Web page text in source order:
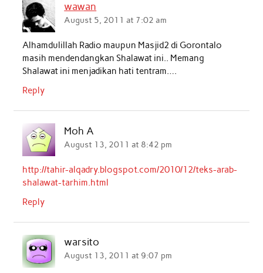
wawan
August 5, 2011 at 7:02 am
Alhamdulillah Radio maupun Masjid2 di Gorontalo
masih mendendangkan Shalawat ini.. Memang
Shalawat ini menjadikan hati tentram….
Reply
Moh A
August 13, 2011 at 8:42 pm
http://tahir-alqadry.blogspot.com/2010/12/teks-arab-
shalawat-tarhim.html
Reply
warsito
August 13, 2011 at 9:07 pm